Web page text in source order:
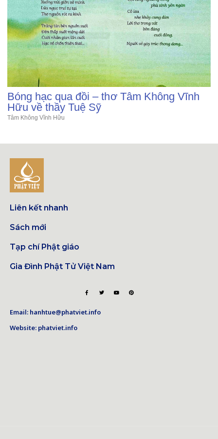
Bóng hạc qua đồi – thơ Tâm Không Vĩnh
Hữu về thầy Tuệ Sỹ
Tâm Không Vĩnh Hữu
Liên kết nhanh
Sách mới
Tạp chí Phật giáo
Gia Đình Phật Tử Việt Nam
Email: hanhtue@phatviet.info
Website: phatviet.info